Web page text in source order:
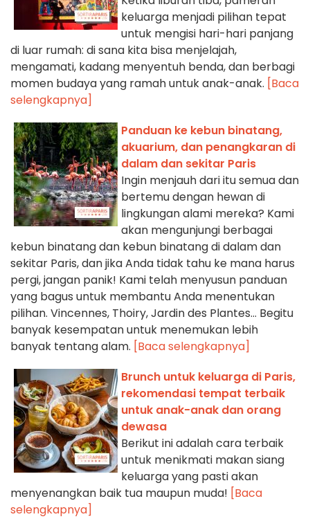
keluarga menjadi pilihan tepat
untuk mengisi hari-hari panjang
di luar rumah: di sana kita bisa menjelajah,
mengamati, kadang menyentuh benda, dan berbagi
momen budaya yang ramah untuk anak-anak. [Baca
selengkapnya]
Panduan ke kebun binatang,
akuarium, dan penangkaran di
dalam dan sekitar Paris
Ingin menjauh dari itu semua dan
bertemu dengan hewan di
lingkungan alami mereka? Kami
akan mengunjungi berbagai
kebun binatang dan kebun binatang di dalam dan
sekitar Paris, dan jika Anda tidak tahu ke mana harus
pergi, jangan panik! Kami telah menyusun panduan
yang bagus untuk membantu Anda menentukan
pilihan. Vincennes, Thoiry, Jardin des Plantes... Begitu
banyak kesempatan untuk menemukan lebih
banyak tentang alam. [Baca selengkapnya]
Brunch untuk keluarga di Paris,
rekomendasi tempat terbaik
untuk anak-anak dan orang
dewasa
Berikut ini adalah cara terbaik
untuk menikmati makan siang
keluarga yang pasti akan
menyenangkan baik tua maupun muda! [Baca
selengkapnya]